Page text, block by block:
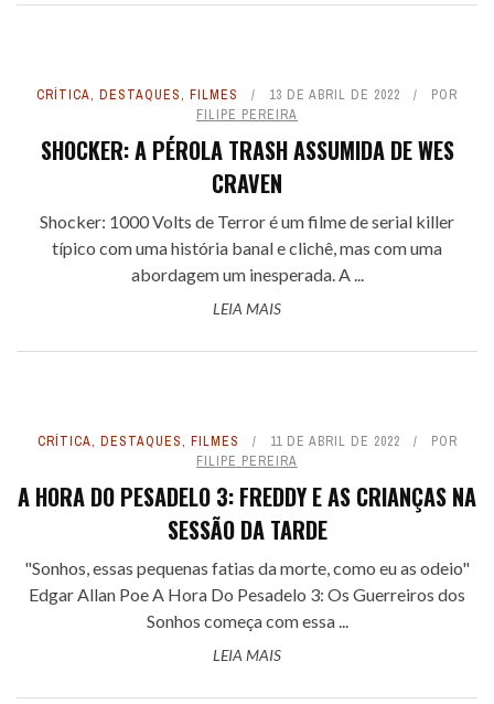
CRÍTICA, DESTAQUES, FILMES 13 DE ABRIL DE 2022
POR
FILIPE PEREIRA
SHOCKER: A PÉROLA TRASH ASSUMIDA DE WES
CRAVEN
Shocker: 1000 Volts de Terror é um filme de serial killer
típico com uma história banal e clichê, mas com uma
abordagem um inesperada. A ...
LEIA MAIS
CRÍTICA, DESTAQUES, FILMES 11 DE ABRIL DE 2022
POR
FILIPE PEREIRA
A HORA DO PESADELO 3: FREDDY E AS CRIANÇAS NA
SESSÃO DA TARDE
"Sonhos, essas pequenas fatias da morte, como eu as odeio"
Edgar Allan Poe A Hora Do Pesadelo 3: Os Guerreiros dos
Sonhos começa com essa ...
LEIA MAIS